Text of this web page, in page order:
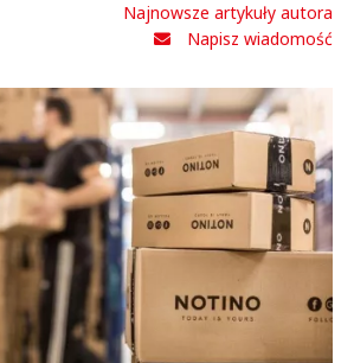
Najnowsze artykuły autora
Napisz wiadomość